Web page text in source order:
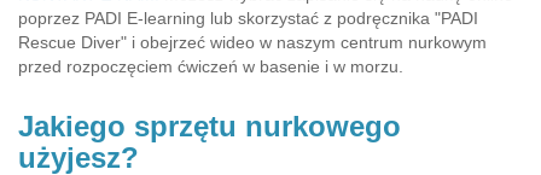
poprzez PADI E-learning lub skorzystać z podręcznika "PADI
Rescue Diver" i obejrzeć wideo w naszym centrum nurkowym
przed rozpoczęciem ćwiczeń w basenie i w morzu.
Jakiego sprzętu nurkowego
użyjesz?